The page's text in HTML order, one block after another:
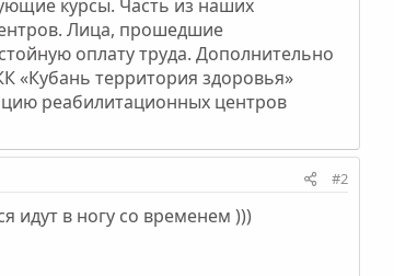
курсы. Часть из наших
Лица, прошедшие
оплату труда. Дополнительно
«Кубань территория здоровья»
реабилитационных центров
#2
идут в ногу со временем )))